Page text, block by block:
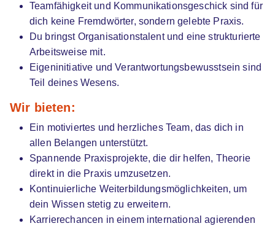
University of Cooperative Education
01.10.2026
45219 Essen
Duales Studium BWL Hotelmanagement |
Schlosshotel Hugenpoet GmbH [&] Co. KG
University of Cooperative Education
01.10.2026
Teamfähigkeit und Kommunikationsgeschick sind für
dich keine Fremdwörter, sondern gelebte Praxis.
Du bringst Organisationstalent und eine strukturierte
Arbeitsweise mit.
Eigeninitiative und Verantwortungsbewusstsein sind
Teil deines Wesens.
Wir bieten:
Ein motiviertes und herzliches Team, das dich in
allen Belangen unterstützt.
Spannende Praxisprojekte, die dir helfen, Theorie
direkt in die Praxis umzusetzen.
Kontinuierliche Weiterbildungsmöglichkeiten, um
dein Wissen stetig zu erweitern.
Karrierechancen in einem international agierenden